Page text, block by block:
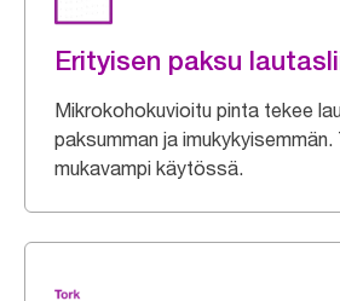
Erityisen paksu
Mikrokohokuvioitu pinta tekee
paksumman ja
mukavampi käytössä.